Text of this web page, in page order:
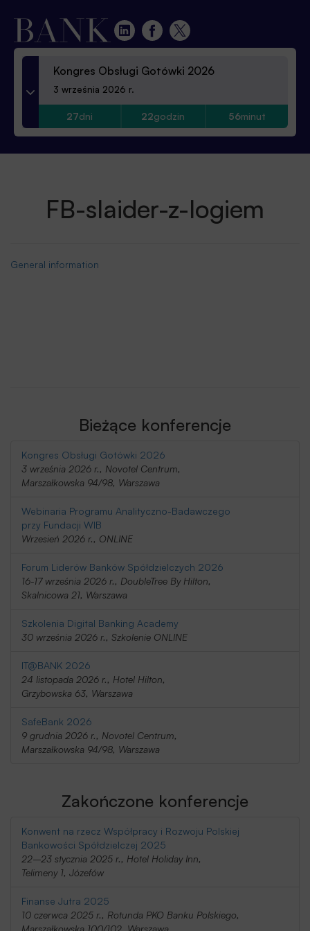
Kongres Obsługi Gotówki 2026
3 września 2026 r.
27dni 22godzin 56minut
FB-slaider-z-logiem
General information
Bieżące konferencje
Kongres Obsługi Gotówki 2026
3 września 2026 r., Novotel Centrum,
Marszałkowska 94/98, Warszawa
Webinaria Programu Analityczno-Badawczego
przy Fundacji WIB
Wrzesień 2026 r., ONLINE
Forum Liderów Banków Spółdzielczych 2026
16-17 września 2026 r., DoubleTree By Hilton,
Skalnicowa 21, Warszawa
Szkolenia Digital Banking Academy
30 września 2026 r., Szkolenie ONLINE
IT@BANK 2026
24 listopada 2026 r., Hotel Hilton,
Grzybowska 63, Warszawa
SafeBank 2026
9 grudnia 2026 r., Novotel Centrum,
Marszałkowska 94/98, Warszawa
Zakończone konferencje
Konwent na rzecz Współpracy i Rozwoju Polskiej
Bankowości Spółdzielczej 2025
22–23 stycznia 2025 r., Hotel Holiday Inn,
Telimeny 1, Józefów
Finanse Jutra 2025
10 czerwca 2025 r., Rotunda PKO Banku Polskiego,
Marszałkowska 100/102, Warszawa